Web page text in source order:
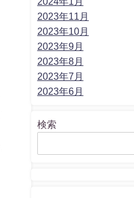
2023年11月
2023年10月
2023年9月
2023年8月
2023年7月
2023年6月
検索